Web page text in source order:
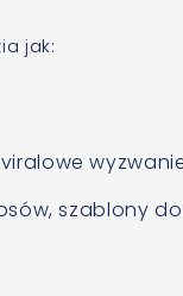
jak:
szablony